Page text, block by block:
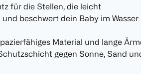
für die Stellen, die leicht
beschwert dein Baby im Wasser
Material und lange
gegen Sonne, Sand